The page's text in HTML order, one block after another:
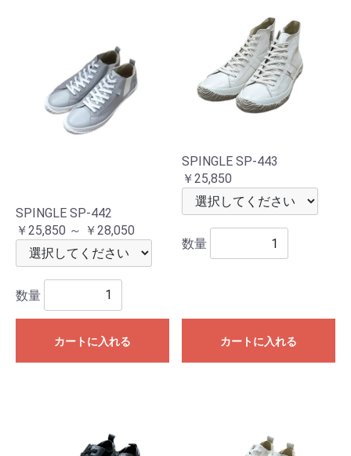
SPINGLE SP-442
￥25,850 ～ ￥28,050
数量
カートに入れる
SPINGLE SP-443
￥25,850
数量
カートに入れる